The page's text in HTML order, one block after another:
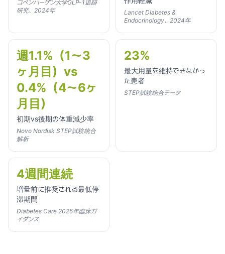
コペンハーゲン大学GLP-1追跡
研究、2024年
Lancet Diabetes &
Endocrinology、2024年
週1.1%（1〜3
ヶ月目）vs
0.4%（4〜6ヶ
月目）
初期vs後期の体重減少率
Novo Nordisk STEP試験統合
解析
23%
最大用量を維持できなかっ
た患者
STEP試験統合データ
4週間連続
増量前に推奨される最低停
滞期間
Diabetes Care 2025年臨床ガ
イダンス